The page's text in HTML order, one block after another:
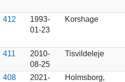
412
1993-
01-23
Korshage
411
2010-
08-25
Tisvildeleje
408
2021-
Holmsborg,